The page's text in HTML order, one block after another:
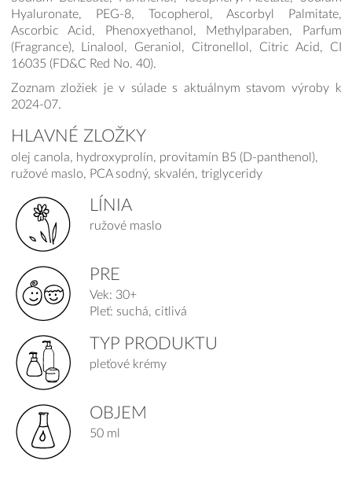
Hyaluronate, PEG-8, Tocopherol, Ascorbyl Palmitate,
Ascorbic Acid, Phenoxyethanol, Methylparaben, Parfum
(Fragrance), Linalool, Geraniol, Citronellol, Citric Acid, CI
16035 (FD&C Red No. 40).
Zoznam zložiek je v súlade s aktuálnym stavom výroby k
2024-07.
HLAVNÉ ZLOŽKY
olej canola, hydroxyprolín, provitamín B5 (D-panthenol),
ružové maslo, PCA sodný, skvalén, triglyceridy
LÍNIA
ružové maslo
PRE
Vek: 30+
Pleť: suchá, citlivá
TYP PRODUKTU
pleťové krémy
OBJEM
50 ml